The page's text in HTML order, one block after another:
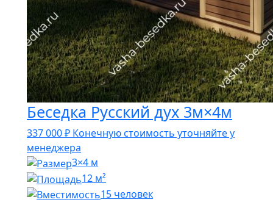
Беседка Русский дух 3м×4м
337 000₽ Конечную стоимость уточняйте у
менеджера
3×4 м
12 м²
15 человек